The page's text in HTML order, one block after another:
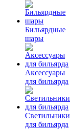
Бильярдные
шары
Аксессуары
для бильярда
Светильники
для бильярда